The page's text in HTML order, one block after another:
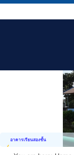
อาคารเรียนสองชั้น